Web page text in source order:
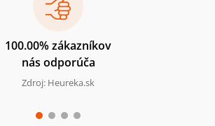
100.00% zákazníkov
nás odporúča
Zdroj: Heureka.sk